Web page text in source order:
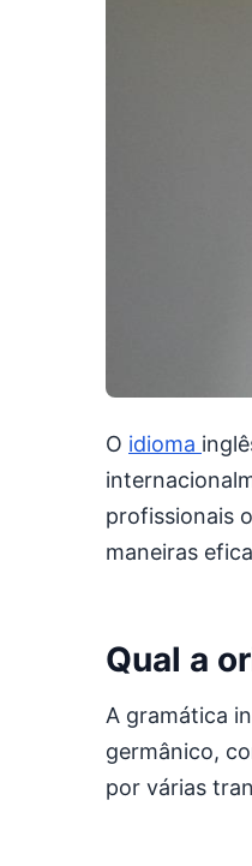
O idioma
profissionais
maneiras
Qual a
A gramática
germânico,
por várias